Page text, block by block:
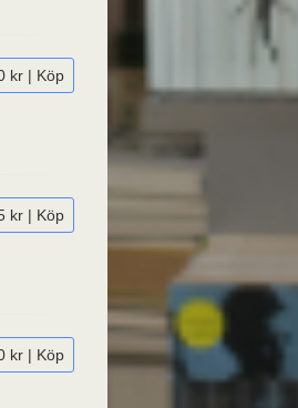
kr | Köp
kr | Köp
kr | Köp